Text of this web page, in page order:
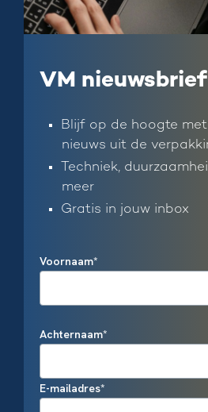
VM nieuwsbrief
Blijf op de hoogte
nieuws uit de
Techniek,
meer
Gratis in jouw inbox
Voornaam*
Achternaam*
E-mailadres*